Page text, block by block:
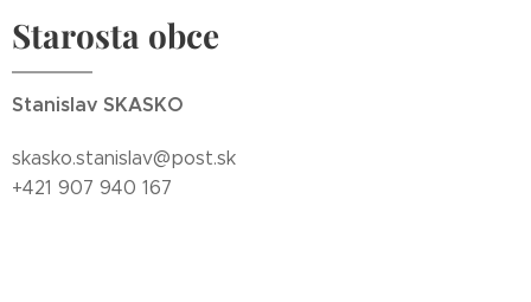
Starosta obce
Stanislav SKASKO
skasko.stanislav@post.sk
+421 907 940 167